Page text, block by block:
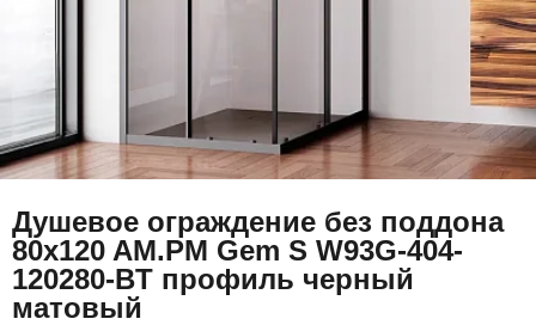
Душевое ограждение без поддона
80x120 AM.PM Gem S W93G-404-
120280-BT профиль черный
матовый